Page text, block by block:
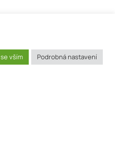
vším Podrobná nastavení